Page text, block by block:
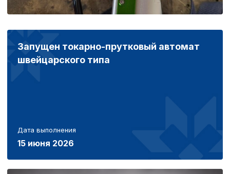
Запущен токарно-прутковый автомат
швейцарского типа
Дата выполнения
15 июня 2026